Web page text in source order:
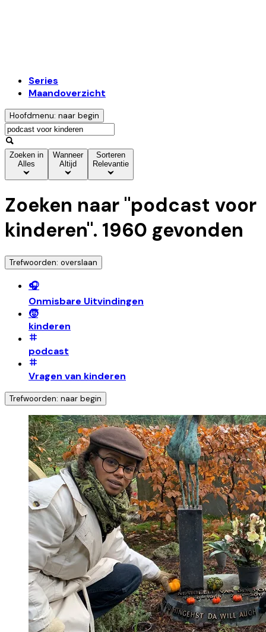
Series
Maandoverzicht
Hoofdmenu: naar begin
Zoeken in
Alles
Wanneer
Altijd
Sorteren
Relevantie
Zoeken naar "podcast voor
kinderen". 1960 gevonden
Trefwoorden: overslaan
🎧
Onmisbare Uitvindingen
🧒
kinderen
podcast
Vragen van kinderen
Trefwoorden: naar begin